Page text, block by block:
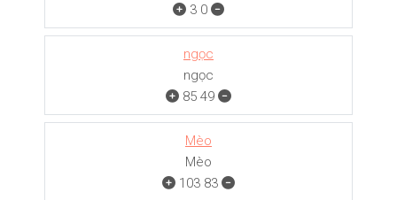
3 0
ngọc
ngọc
85 49
Mèo
Mèo
103 83